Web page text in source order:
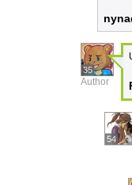
35
Author
54